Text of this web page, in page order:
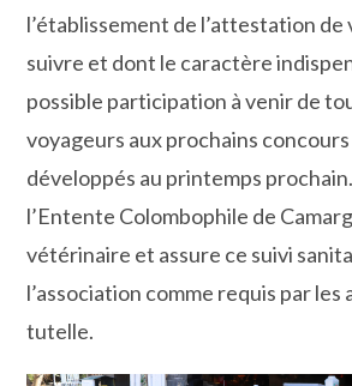
l’établissement de l’attestation de
suivre et dont le caractère
possible participation à venir de
voyageurs aux prochains
développés au printemps
l’Entente Colombophile de
vétérinaire et assure ce suivi
l’association comme requis par
tutelle.